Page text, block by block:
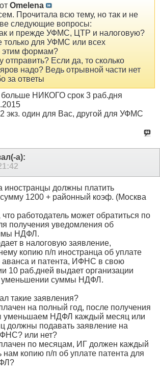
Omelena
Прочитала всю тему, но так и не
следующие вопросы:
и прежде УФМС, ЦТР и налоговую?
только для УФМС или всех
этим формам?
отправить? Если да, то сколько
надо? Ведь отрывной части нет
за ответы
НИКОГО срок 3 раб.дня
экз. один для Вас, другой для УФМС
а):
иностранцы должны платить
1200 + районный коэф. (Москва
что работодатель может обратиться по
получения уведомления об
НДФЛ.
в налоговую заявление,
копию п/п иностранца об уплате
аванса и патента, ИФНС в свою
10 раб.дней выдает организации
уменьшении суммы НДФЛ.
такие заявления?
на полный год, после получения
уменьшаем НДФЛ каждый месяц или
должны подавать заявление на
или нет?
по месяцам, ИГ должен каждый
нам копию п/п об уплате патента для